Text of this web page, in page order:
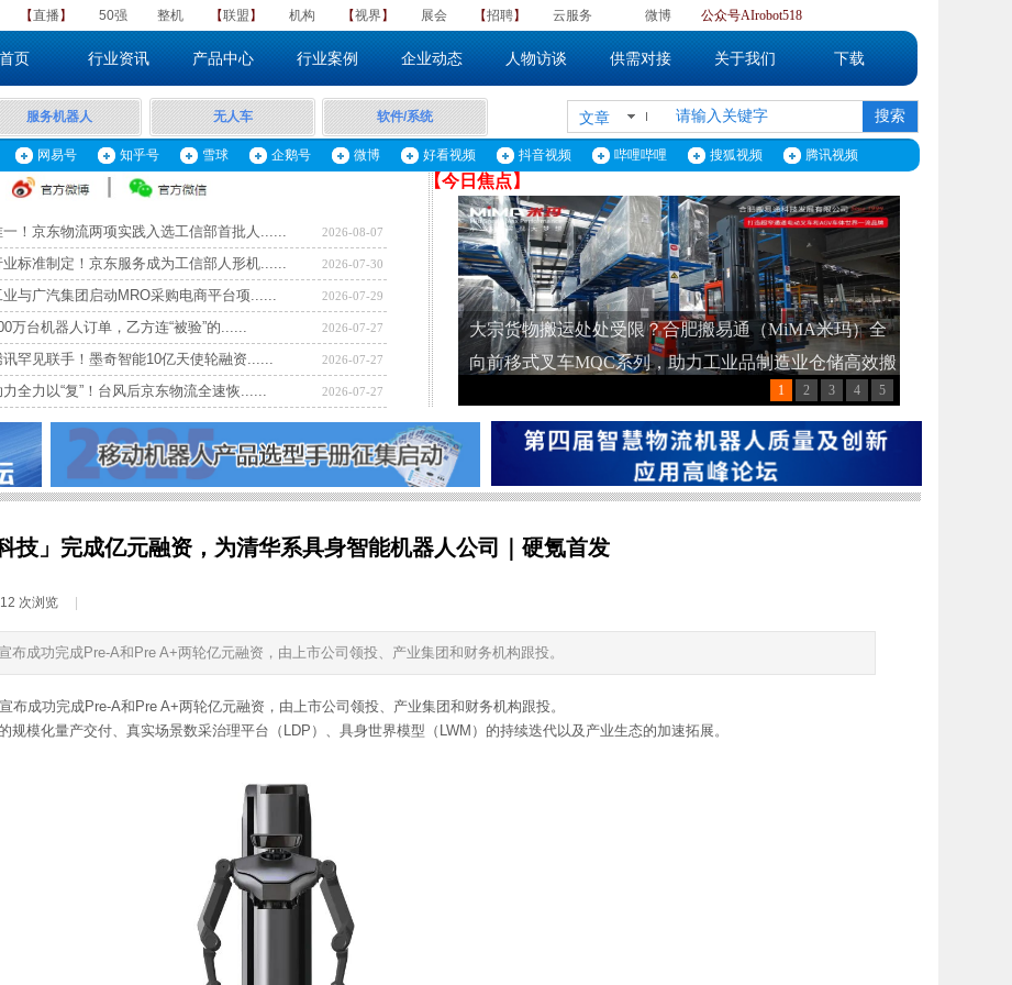
【直播】 50强 整机 ​【联盟 】 机构 【视界 】 展会 【招聘】 云服务 微博 公众号AIrobot518
首页 行业资讯 产品中心 行业案例 企业动态 人物访谈 供需对接 关于我们 下载
软件/系统
无人车
服务机器人 文章 搜索
网易号 知乎号 雪球 企鹅号 微博 好看视频 抖音视频 哔哩哔哩 搜狐视频 腾讯视频
【​今日焦点 】
一！京东物流两项实践入选工信部首批人...... 2026-08-07
业标准制定！京东服务成为工信部人形机...... 2026-07-30
业与广汽集团启动MRO采购电商平台项...... 2026-07-29
万台机器人订单，乙方连“被验”的...... 2026-07-27
讯罕见联手！墨奇智能10亿天使轮融资...... 2026-07-27
全力以“复”！台风后京东物流全速恢...... 2026-07-27
技」完成亿元融资，为清华系具身智能机器人公司｜硬氪首发
次浏览
布成功完成Pre-A和Pre A+两轮亿元融资，由上市公司领投、产业集团和财务机构跟投。
布成功完成Pre-A和Pre A+两轮亿元融资，由上市公司领投、产业集团和财务机构跟投。
模化量产交付、真实场景数采治理平台（LDP）、具身世界模型（LWM）的持续迭代以及产业生态的加速拓展。